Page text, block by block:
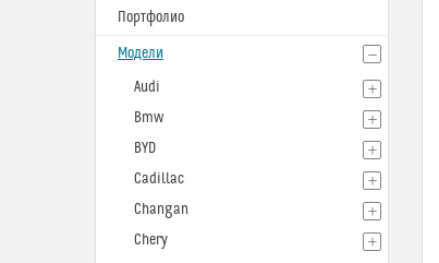
Портфолио
Модели
Audi
Bmw
BYD
Cadillac
Changan
Chery